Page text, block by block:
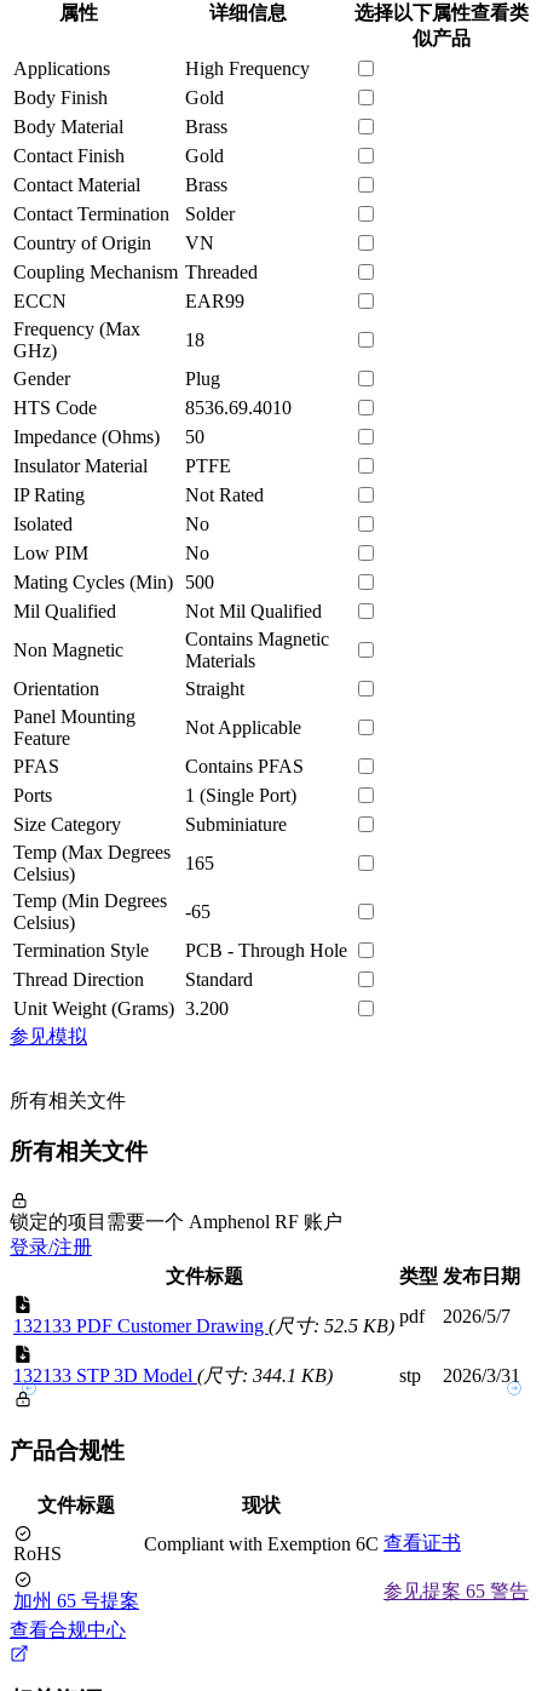
属性 详细信息
选择以下属性查看类
似产品
Applications
High Frequency
Body Finish
Gold
Body Material
Brass
Contact Finish
Gold
Contact Material
Brass
Contact Termination
Solder
Country of Origin
VN
Coupling Mechanism Threaded
ECCN
EAR99
Frequency (Max
GHz)
18
Gender
Plug
HTS Code
8536.69.4010
Impedance (Ohms)
50
Insulator Material
PTFE
IP Rating
Not Rated
Isolated
No
Low PIM
No
Mating Cycles (Min)
500
Mil Qualified
Not Mil Qualified
Non Magnetic
Contains Magnetic
Materials
Orientation
Straight
Panel Mounting
Feature
Not Applicable
PFAS
Contains PFAS
Ports
1 (Single Port)
Size Category
Subminiature
Temp (Max Degrees
Celsius)
165
Temp (Min Degrees
Celsius)
-65
Termination Style
PCB - Through Hole
Thread Direction
Standard
Unit Weight (Grams) 3.200
参见模拟
所有相关文件
所有相关文件
锁定的项目需要一个 Amphenol RF 账户
登录/注册
文件标题
类型 发布日期
132133 PDF Customer Drawing (尺寸: 52.5 KB) pdf 2026/5/7
132133 STP 3D Model (尺寸: 344.1 KB) stp 2026/3/31
产品合规性
文件标题 现状
RoHS Compliant with Exemption 6C 查看证书
加州 65 号提案
参见提案 65 警告
查看合规中心